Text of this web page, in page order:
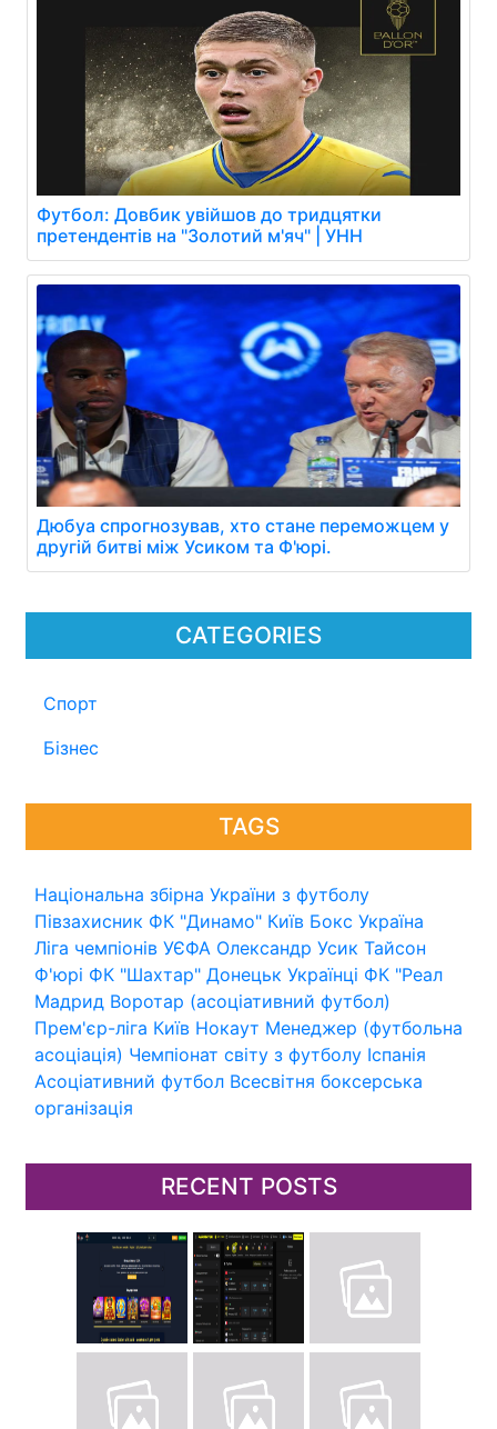
CATEGORIES
Спорт
Бізнес
TAGS
Національна збірна України з футболу
Півзахисник ФК "Динамо" Київ Бокс Україна
Ліга чемпіонів УЄФА Олександр Усик Тайсон
Ф'юрі ФК "Шахтар" Донецьк Українці ФК "Реал
Мадрид Воротар (асоціативний футбол)
Прем'єр-ліга Київ Нокаут Менеджер (футбольна
асоціація) Чемпіонат світу з футболу Іспанія
Асоціативний футбол Всесвітня боксерська
організація
RECENT POSTS
Футбол: Довбик увійшов до тридцятки
претендентів на "Золотий м'яч" | УНН
Дюбуа спрогнозував, хто стане переможцем у
другій битві між Усиком та Ф'юрі.